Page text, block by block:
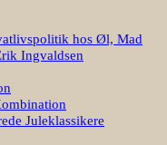
hos Øl, Mad
Ingvaldsen
Juleklassikere